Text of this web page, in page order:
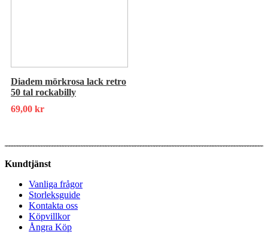
Diadem mörkrosa lack retro
50 tal rockabilly
69,00 kr
Kundtjänst
Vanliga frågor
Storleksguide
Kontakta oss
Köpvillkor
Ångra Köp